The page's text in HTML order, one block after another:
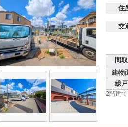
住
交
間
建物
総
2階建て